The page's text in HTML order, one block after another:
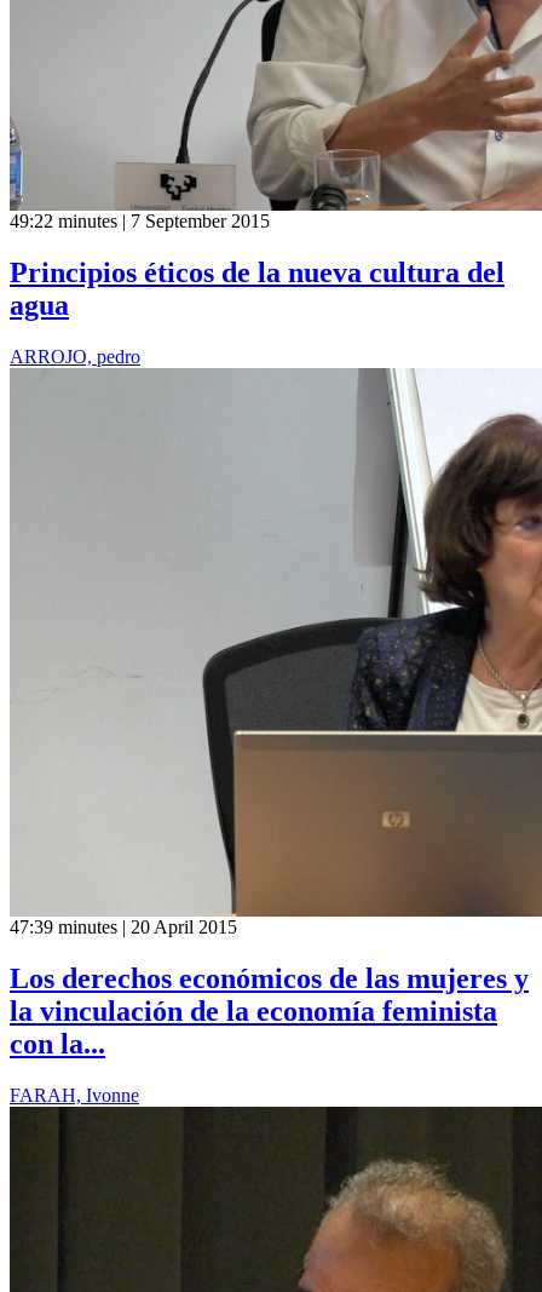
49:22 minutes | 7 September 2015
Principios éticos de la nueva cultura del
agua
ARROJO, pedro
47:39 minutes | 20 April 2015
Los derechos económicos de las mujeres y
la vinculación de la economía feminista
con la...
FARAH, Ivonne